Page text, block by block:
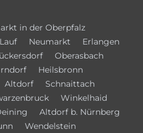
in der Oberpfalz
Lauf Neumarkt
Erlangen
Oberasbach
Heilsbronn
Altdorf
Schnaittach
Winkelhaid
Altdorf b. Nürnberg
Wendelstein